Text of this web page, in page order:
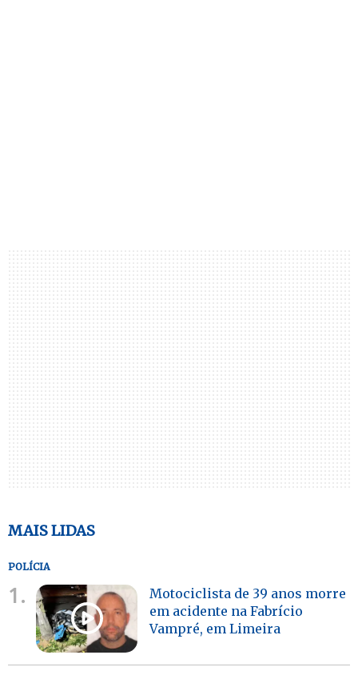
MAIS LIDAS
POLÍCIA
1.
Motociclista de 39 anos morre
em acidente na Fabrício
Vampré, em Limeira